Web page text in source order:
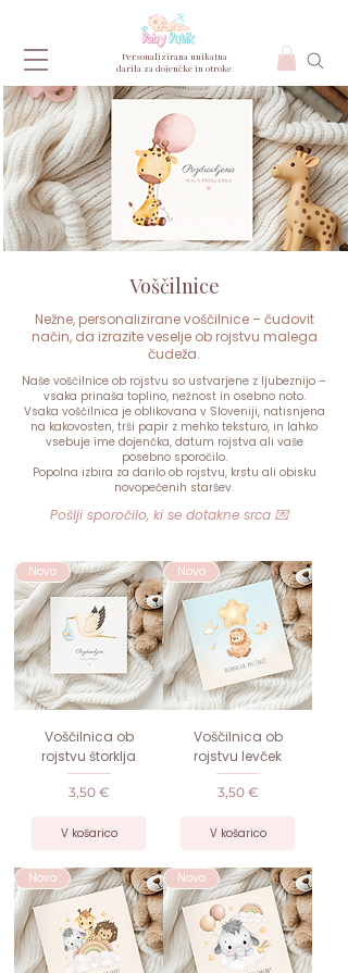
Personalizirana unikatna
darila za dojenčke in otroke
Voščilnice
Nežne, personalizirane voščilnice – čudovit
način, da izrazite veselje ob rojstvu malega
čudeža.
Naše voščilnice ob rojstvu so ustvarjene z ljubeznijo –
vsaka prinaša toplino, nežnost in osebno noto.
Vsaka voščilnica je oblikovana v Sloveniji, natisnjena
na kakovosten, trši papir z mehko teksturo, in lahko
vsebuje ime dojenčka, datum rojstva ali vaše
posebno sporočilo.
Popolna izbira za darilo ob rojstvu, krstu ali obisku
novopečenih staršev.
Pošlji sporočilo, ki se dotakne srca 💌
Novo
Voščilnica ob
rojstvu štorklja
Cena
3,50 €
V košarico
Novo
Voščilnica ob
rojstvu levček
Cena
3,50 €
V košarico
Novo Novo